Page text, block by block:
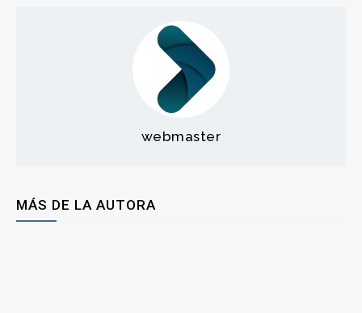
webmaster
MÁS DE LA AUTORA